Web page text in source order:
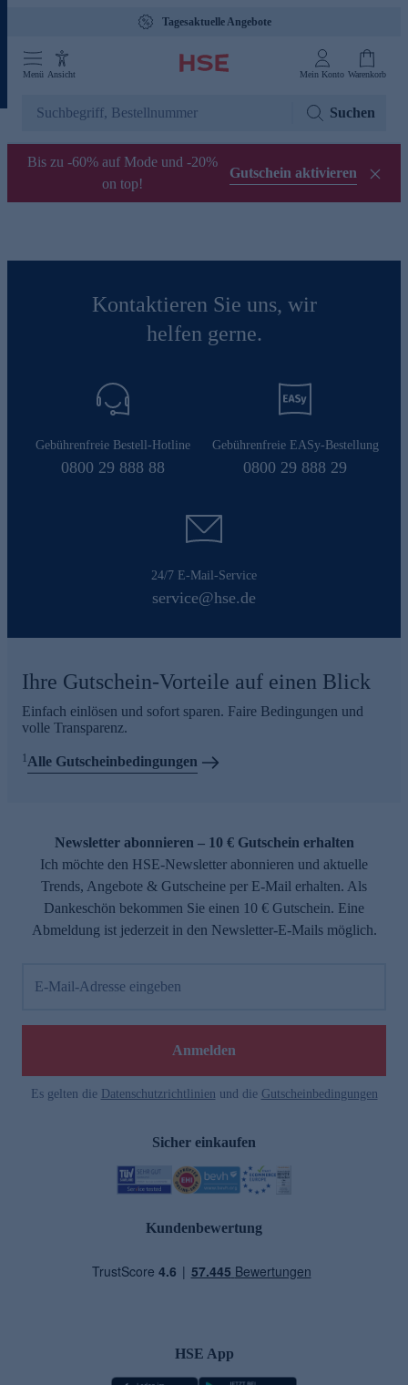
Tagesaktuelle Angebote
Menü Ansicht Mein Konto Warenkorb
Suchen
Bis zu -60% auf Mode und -20%
on top!
Gutschein aktivieren
Kontaktieren Sie uns, wir
helfen gerne.
Gebührenfreie Bestell-Hotline
0800 29 888 88
Gebührenfreie EASy-Bestellung
0800 29 888 29
24/7 E-Mail-Service
service@hse.de
Ihre Gutschein-Vorteile auf einen Blick
Einfach einlösen und sofort sparen. Faire Bedingungen und
volle Transparenz.
1Alle Gutscheinbedingungen
Newsletter abonnieren – 10 € Gutschein erhalten
Ich möchte den HSE-Newsletter abonnieren und aktuelle
Trends, Angebote & Gutscheine per E-Mail erhalten. Als
Dankeschön bekommen Sie einen 10 € Gutschein. Eine
Abmeldung ist jederzeit in den Newsletter-E-Mails möglich.
E-Mail-Adresse eingeben
Anmelden
Es gelten die Datenschutzrichtlinien und die Gutscheinbedingungen
Sicher einkaufen
Kundenbewertung
HSE App